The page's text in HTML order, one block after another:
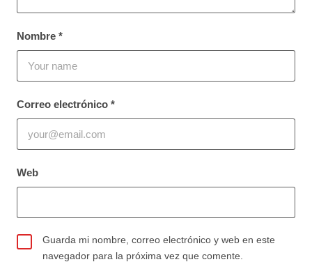
Nombre *
Correo electrónico *
Web
Guarda mi nombre, correo electrónico y web en este
navegador para la próxima vez que comente.